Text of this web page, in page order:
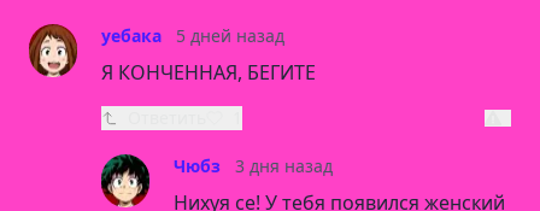
уебака 5 дней назад
Я КОНЧЕННАЯ, БЕГИТЕ
Чюбз 3 дня назад
Нихyя се! У тебя появился женский